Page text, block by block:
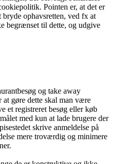
Pointen er, at det er
ophavsretten, ved fx at
begrænset til dette, og udgive
og take away
gøre dette skal man være
et registreret besøg eller køb
med kun at lade brugere der
skrive anmeldelse på
mere troværdig og minimere